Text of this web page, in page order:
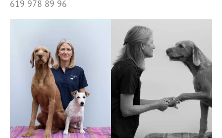
619 978 89 96